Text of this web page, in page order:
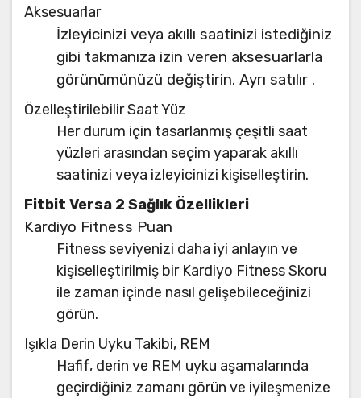
Aksesuarlar
İzleyicinizi veya akıllı saatinizi istediğiniz
gibi takmanıza izin veren aksesuarlarla
görünümünüzü değiştirin. Ayrı satılır .
Özelleştirilebilir Saat Yüz
Her durum için tasarlanmış çeşitli saat
yüzleri arasından seçim yaparak akıllı
saatinizi veya izleyicinizi kişiselleştirin.
Fitbit Versa 2 Sağlık Özellikleri
Kardiyo Fitness Puan
Fitness seviyenizi daha iyi anlayın ve
kişiselleştirilmiş bir Kardiyo Fitness Skoru
ile zaman içinde nasıl gelişebileceğinizi
görün.
Işıkla Derin Uyku Takibi, REM
Hafif, derin ve REM uyku aşamalarında
geçirdiğiniz zamanı görün ve iyileşmenize